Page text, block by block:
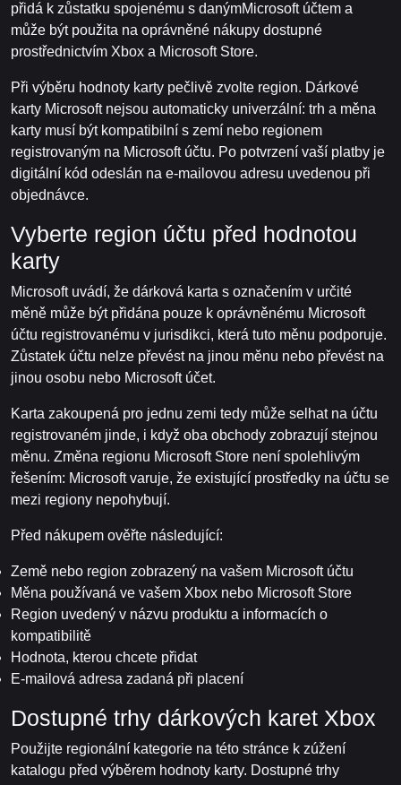
přidá k zůstatku spojenému s danýmMicrosoft účtem a
může být použita na oprávněné nákupy dostupné
prostřednictvím Xbox a Microsoft Store.
Při výběru hodnoty karty pečlivě zvolte region. Dárkové
karty Microsoft nejsou automaticky univerzální: trh a měna
karty musí být kompatibilní s zemí nebo regionem
registrovaným na Microsoft účtu. Po potvrzení vaší platby je
digitální kód odeslán na e-mailovou adresu uvedenou při
objednávce.
Vyberte region účtu před hodnotou
karty
Microsoft uvádí, že dárková karta s označením v určité
měně může být přidána pouze k oprávněnému Microsoft
účtu registrovanému v jurisdikci, která tuto měnu podporuje.
Zůstatek účtu nelze převést na jinou měnu nebo převést na
jinou osobu nebo Microsoft účet.
Karta zakoupená pro jednu zemi tedy může selhat na účtu
registrovaném jinde, i když oba obchody zobrazují stejnou
měnu. Změna regionu Microsoft Store není spolehlivým
řešením: Microsoft varuje, že existující prostředky na účtu se
mezi regiony nepohybují.
Před nákupem ověřte následující:
Země nebo region zobrazený na vašem Microsoft účtu
Měna používaná ve vašem Xbox nebo Microsoft Store
Region uvedený v názvu produktu a informacích o
kompatibilitě
Hodnota, kterou chcete přidat
E-mailová adresa zadaná při placení
Dostupné trhy dárkových karet Xbox
Použijte regionální kategorie na této stránce k zúžení
katalogu před výběrem hodnoty karty. Dostupné trhy